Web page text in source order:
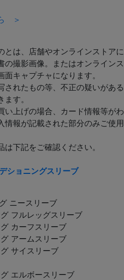
＞
とは、店舗やオンラインストアに
の撮影画像。またはオンラインス
面キャプチャになります。
されたもの等、不正の疑いがある
す。
い上げの場合、カード情報等がわ
情報が記載された部分のみご使用
は下記をご確認ください。
ショニングスリーブ
ニースリーブ
フルレッグスリーブ
カーフスリーブ
アームスリーブ
サイスリーブ
エルボースリーブ